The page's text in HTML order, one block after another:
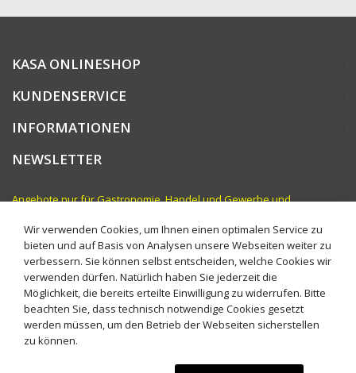
KASA ONLINESHOP
KUNDENSERVICE
INFORMATIONEN
NEWSLETTER
Angebote nur für Gastronomie, Handel und Gewerbe und
Wir verwenden Cookies, um Ihnen einen optimalen Service zu
bieten und auf Basis von Analysen unsere Webseiten weiter zu
verbessern. Sie können selbst entscheiden, welche Cookies wir
verwenden dürfen. Natürlich haben Sie jederzeit die
Möglichkeit, die bereits erteilte Einwilligung zu widerrufen. Bitte
beachten Sie, dass technisch notwendige Cookies gesetzt
werden müssen, um den Betrieb der Webseiten sicherstellen
zu können.